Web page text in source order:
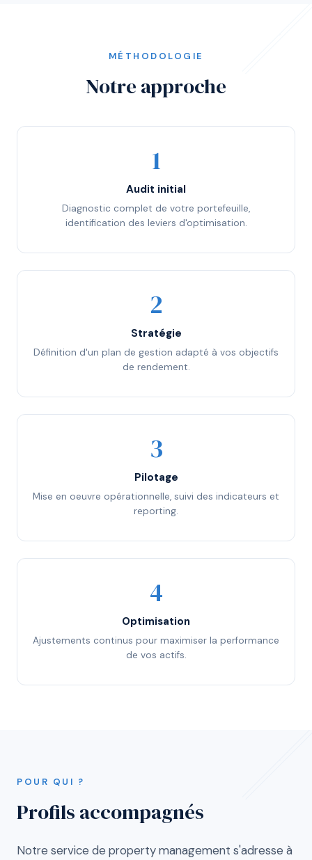
MÉTHODOLOGIE
Notre approche
Audit initial
Diagnostic complet de votre portefeuille,
identification des leviers d'optimisation.
Stratégie
Définition d'un plan de gestion adapté à vos objectifs
de rendement.
Pilotage
Mise en oeuvre opérationnelle, suivi des indicateurs et
reporting.
Optimisation
Ajustements continus pour maximiser la performance
de vos actifs.
POUR QUI ?
Profils accompagnés
Notre service de property management s'adresse à